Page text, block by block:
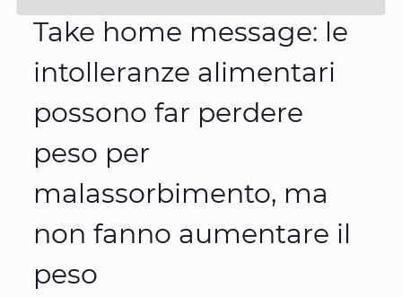
Take home message: le
intolleranze alimentari
possono far perdere
peso per
malassorbimento, ma
non fanno aumentare il
peso